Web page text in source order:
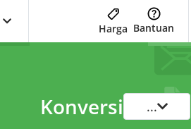
Harga Bantuan
Konversi ...